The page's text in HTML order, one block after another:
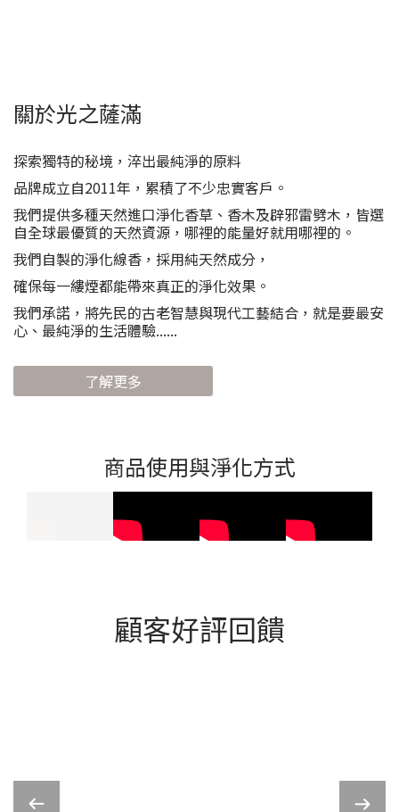
關於光之薩滿
探索獨特的秘境，淬出最純淨的原料
品牌成立自2011年，累積了不少忠實客戶。
我們提供多種天然進口淨化香草、香木及辟邪雷劈木，皆選
自全球最優質的天然資源，哪裡的能量好就用哪裡的。
我們自製的淨化線香，採用純天然成分，
確保每一縷煙都能帶來真正的淨化效果。
我們承諾，將先民的古老智慧與現代工藝結合，就是要最安
心、最純淨的生活體驗......
了解更多
商品使用與淨化方式
顧客好評回饋